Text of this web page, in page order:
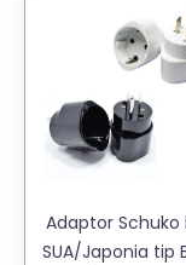
Adaptor Schuko
SUA/Japonia tip